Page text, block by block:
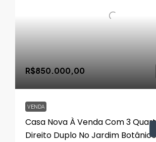
R$850.000,00
VENDA
Casa Nova À Venda Com 3
Direito Duplo No Jardim Botânico